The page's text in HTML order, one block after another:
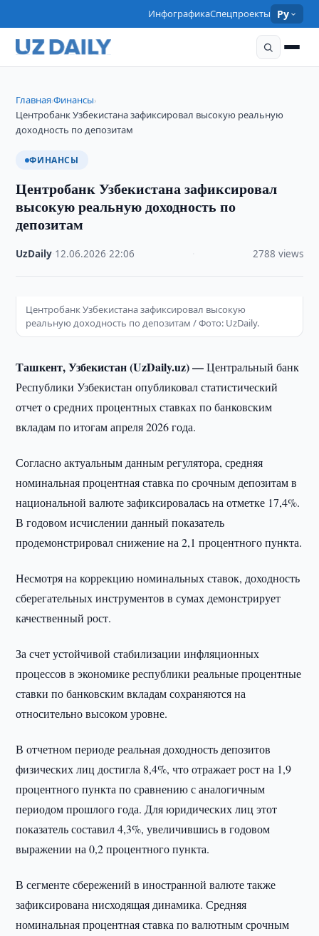
ИнфографикаСпецпроекты Ру
Главная›Финансы›
Центробанк Узбекистана зафиксировал высокую реальную
доходность по депозитам
ФИНАНСЫ
Центробанк Узбекистана зафиксировал
высокую реальную доходность по
депозитам
UzDaily 12.06.2026 ·22:06 2788 views
Центробанк Узбекистана зафиксировал высокую
реальную доходность по депозитам / Фото: UzDaily.
Ташкент, Узбекистан (UzDaily.uz) —Центральный банк
Республики Узбекистан опубликовал статистический
отчет о средних процентных ставках по банковским
вкладам по итогам апреля 2026 года.
Согласно актуальным данным регулятора, средняя
номинальная процентная ставка по срочным депозитам в
национальной валюте зафиксировалась на отметке 17,4%.
В годовом исчислении данный показатель
продемонстрировал снижение на 2,1 процентного пункта.
Несмотря на коррекцию номинальных ставок, доходность
сберегательных инструментов в сумах демонстрирует
качественный рост.
За счет устойчивой стабилизации инфляционных
процессов в экономике республики реальные процентные
ставки по банковским вкладам сохраняются на
относительно высоком уровне.
В отчетном периоде реальная доходность депозитов
физических лиц достигла 8,4%, что отражает рост на 1,9
процентного пункта по сравнению с аналогичным
периодом прошлого года. Для юридических лиц этот
показатель составил 4,3%, увеличившись в годовом
выражении на 0,2 процентного пункта.
В сегменте сбережений в иностранной валюте также
зафиксирована нисходящая динамика. Средняя
номинальная процентная ставка по валютным срочным